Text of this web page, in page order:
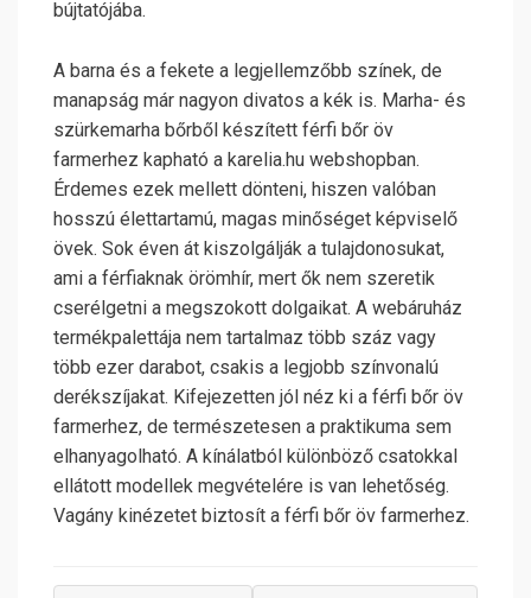
bújtatójába.
A barna és a fekete a legjellemzőbb színek, de
manapság már nagyon divatos a kék is. Marha- és
szürkemarha bőrből készített férfi bőr öv
farmerhez kapható a karelia.hu webshopban.
Érdemes ezek mellett dönteni, hiszen valóban
hosszú élettartamú, magas minőséget képviselő
övek. Sok éven át kiszolgálják a tulajdonosukat,
ami a férfiaknak örömhír, mert ők nem szeretik
cserélgetni a megszokott dolgaikat. A webáruház
termékpalettája nem tartalmaz több száz vagy
több ezer darabot, csakis a legjobb színvonalú
derékszíjakat. Kifejezetten jól néz ki a férfi bőr öv
farmerhez, de természetesen a praktikuma sem
elhanyagolható. A kínálatból különböző csatokkal
ellátott modellek megvételére is van lehetőség.
Vagány kinézetet biztosít a férfi bőr öv farmerhez.